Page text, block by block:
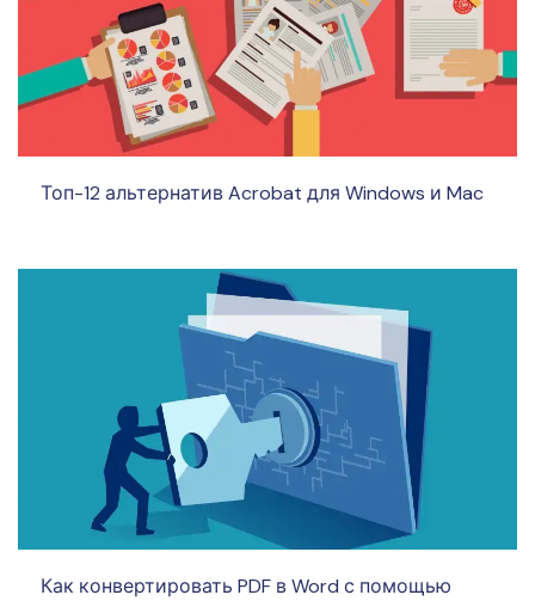
Топ-12 альтернатив Acrobat для Windows и Mac
Как конвертировать PDF в Word с помощью